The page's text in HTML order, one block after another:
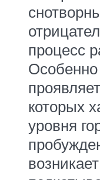
процесс
которых
уровня